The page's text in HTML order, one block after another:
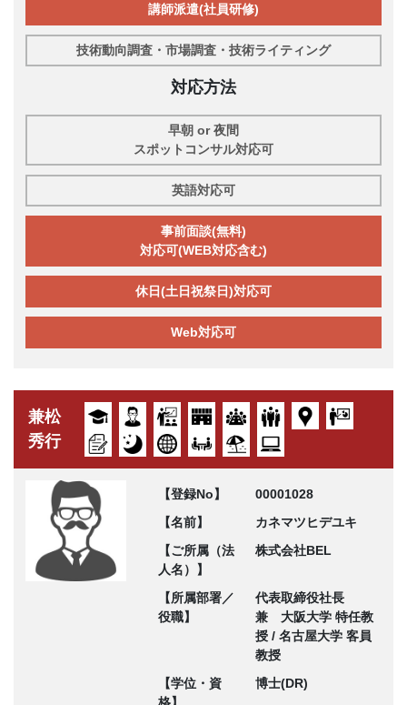
講師派遣(社員研修)
技術動向調査・市場調査・技術ライティング
対応方法
早朝 or 夜間
スポットコンサル対応可
英語対応可
事前面談(無料)
対応可(WEB対応含む)
休日(土日祝祭日)対応可
Web対応可
兼松
秀行
【登録No】
00001028
【名前】
カネマツヒデユキ
【ご所属（法
人名）】
株式会社BEL
【所属部署／
役職】
代表取締役社長
兼 大阪大学 特任教
授 / 名古屋大学 客員
教授
【学位・資
博士(DR)